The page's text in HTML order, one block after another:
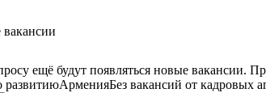
ещё будут появляться новые вакансии.
развитиюАрменияБез вакансий от кадровых